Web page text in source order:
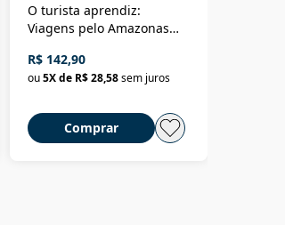
O turista aprendiz:
Viagens pelo Amazonas
até a Bolívia e por Marajó
até dizer chega
R$ 142,90
ou5X de R$ 28,58sem juros
Comprar